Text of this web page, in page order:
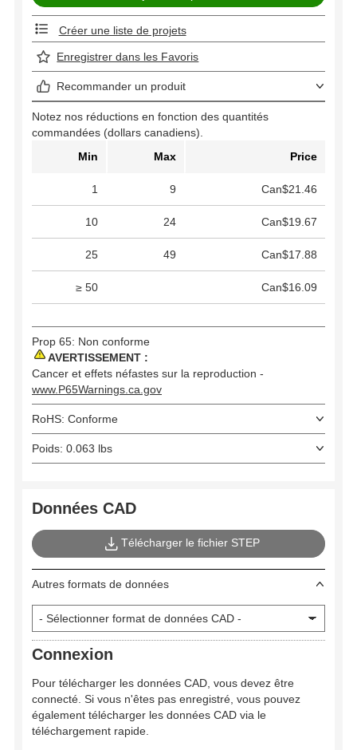
Créer une liste de projets
Enregistrer dans les Favoris
Recommander un produit
Notez nos réductions en fonction des quantités
commandées (dollars canadiens).
Min
Max Price
1 9 Can$21.46
10 24 Can$19.67
25 49 Can$17.88
≥ 50 Can$16.09
Prop 65: Non conforme
AVERTISSEMENT :
Cancer et effets néfastes sur la reproduction -
www.P65Warnings.ca.gov
RoHS: Conforme
Poids: 0.063 lbs
Données CAD
Télécharger le fichier STEP
Autres formats de données
Connexion
Pour télécharger les données CAD, vous devez être
connecté. Si vous n'êtes pas enregistré, vous pouvez
également télécharger les données CAD via le
téléchargement rapide.